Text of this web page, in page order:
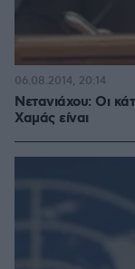
Νετανιάχου: Οι
Χαμάς είναι
06.08.2014, 20:14